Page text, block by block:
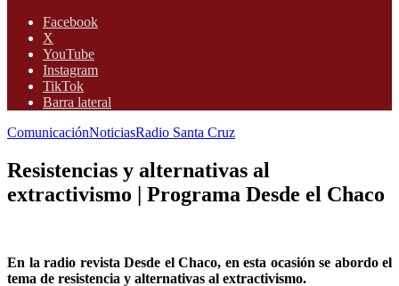
Facebook
X
YouTube
Instagram
TikTok
Barra lateral
ComunicaciónNoticiasRadio Santa Cruz
Resistencias y alternativas al
extractivismo | Programa Desde el Chaco
En la radio revista Desde el Chaco, en esta ocasión se abordo el
tema de resistencia y alternativas al extractivismo.